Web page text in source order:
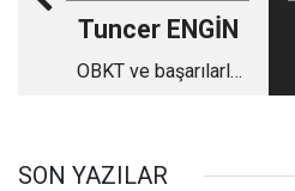
Tuncer ENGİN
OBKT ve başarılarla
SON YAZILAR